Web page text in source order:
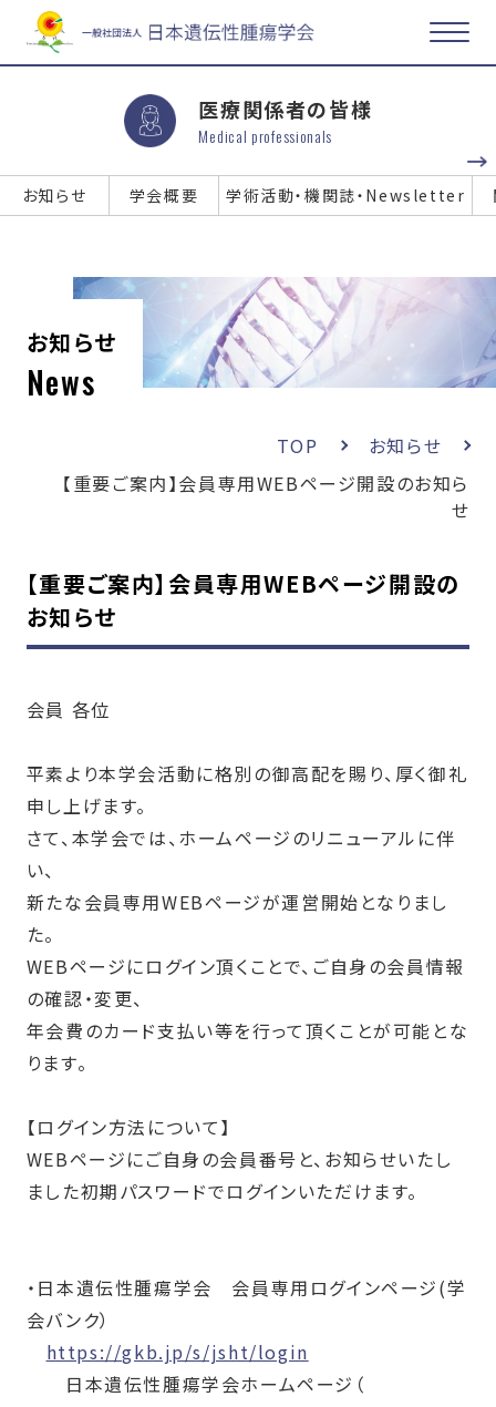
医療関係者の皆様
Medical professionals
お知らせ 学会概要 学術活動・機関誌・Newsletter
お知らせ
News
TOP
お知らせ
【重要ご案内】会員専用WEBページ開設のお知ら
せ
【重要ご案内】会員専用WEBページ開設の
お知らせ
会員 各位
平素より本学会活動に格別の御高配を賜り、厚く御礼
申し上げます。
さて、本学会では、ホームページのリニューアルに伴
い、
新たな会員専用WEBページが運営開始となりまし
た。
WEBページにログイン頂くことで、ご自身の会員情報
の確認・変更、
年会費のカード支払い等を行って頂くことが可能とな
ります。
【ログイン方法について】
WEBページにご自身の会員番号と、お知らせいたし
ました初期パスワードでログインいただけます。
・日本遺伝性腫瘍学会 会員専用ログインページ(学
会バンク）
https://gkb.jp/s/jsht/login
日本遺伝性腫瘍学会ホームページ（